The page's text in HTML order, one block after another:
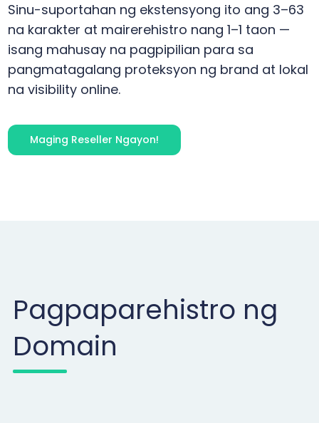
Sinu-suportahan ng ekstensyong ito ang 3–63
na karakter at mairerehistro nang 1–1 taon —
isang mahusay na pagpipilian para sa
pangmatagalang proteksyon ng brand at lokal
na visibility online.
Maging Reseller Ngayon!
Pagpaparehistro ng
Domain